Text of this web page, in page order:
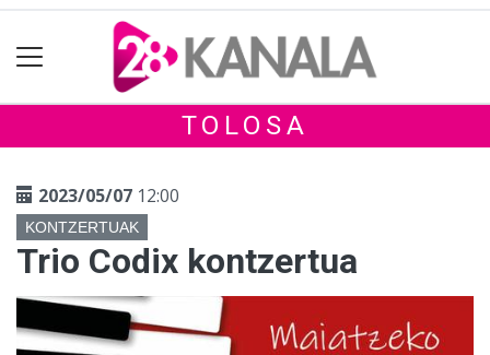
TOLOSA
2023/05/07 12:00
KONTZERTUAK
Trio Codix kontzertua